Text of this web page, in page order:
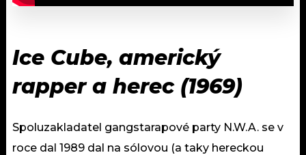
Ice Cube, americký
rapper a herec (1969)
Spoluzakladatel gangstarapové party N.W.A. se v
roce dal 1989 dal na sólovou (a taky hereckou